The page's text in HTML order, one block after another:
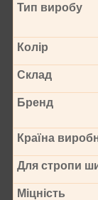
Тип виробу
Колір
Склад
Бренд
Країна
Для стропи
Міцність